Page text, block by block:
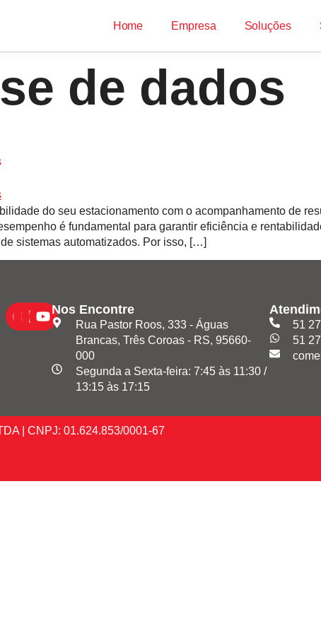
Home Empresa Soluções
de dados
do seu estacionamento com o acompanhamento de
é fundamental para garantir eficiência e
sistemas automatizados. Por isso, […]
Nos Encontre
Rua Pastor Roos, 333 - Águas
Brancas, Três Coroas - RS, 95660-
000
Segunda a Sexta-feira: 7:45 às 11:30 /
13:15 às 17:15
51
51
| CNPJ: 01.624.853/0001-67